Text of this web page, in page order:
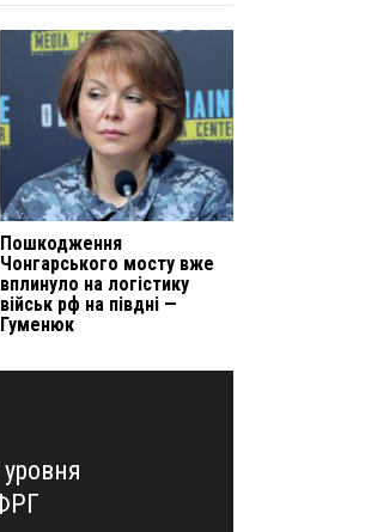
Пошкодження
Чонгарського мосту вже
вплинуло на логістику
військ рф на півдні —
Гуменюк